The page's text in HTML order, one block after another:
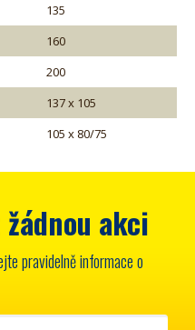
135
160
200
137 x 105
105 x 80/75
akci
pravidelně informace o